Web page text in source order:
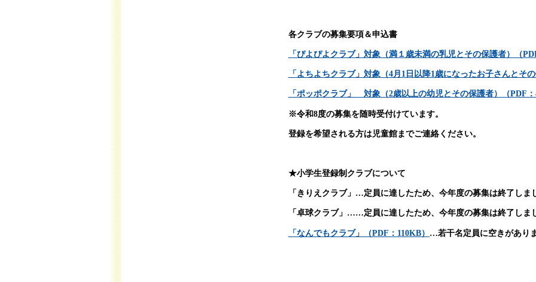
各クラブの募集要項＆申込書
「ぴよぴよクラブ」対象（満１歳未満の乳児とその保護者）（
「よちよちクラブ」対象（4月1日以降1歳になったお子さんとそ
「ポッポクラブ」 対象（2歳以上の幼児とその保護者）（PDF
※令和8度の募集を随時受付けています。
登録を希望される方は児童館までご連絡ください。
★小学生登録制クラブについて
「きりえクラブ」…定員に達したため、今年度の募集は終了しま
「卓球クラブ」……定員に達したため、今年度の募集は終了しま
「なんでもクラブ」（PDF：110KB） …若干名定員に空きがあり